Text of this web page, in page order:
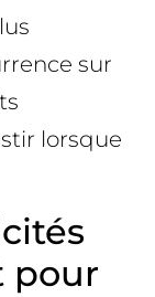
sur
lorsque
pour